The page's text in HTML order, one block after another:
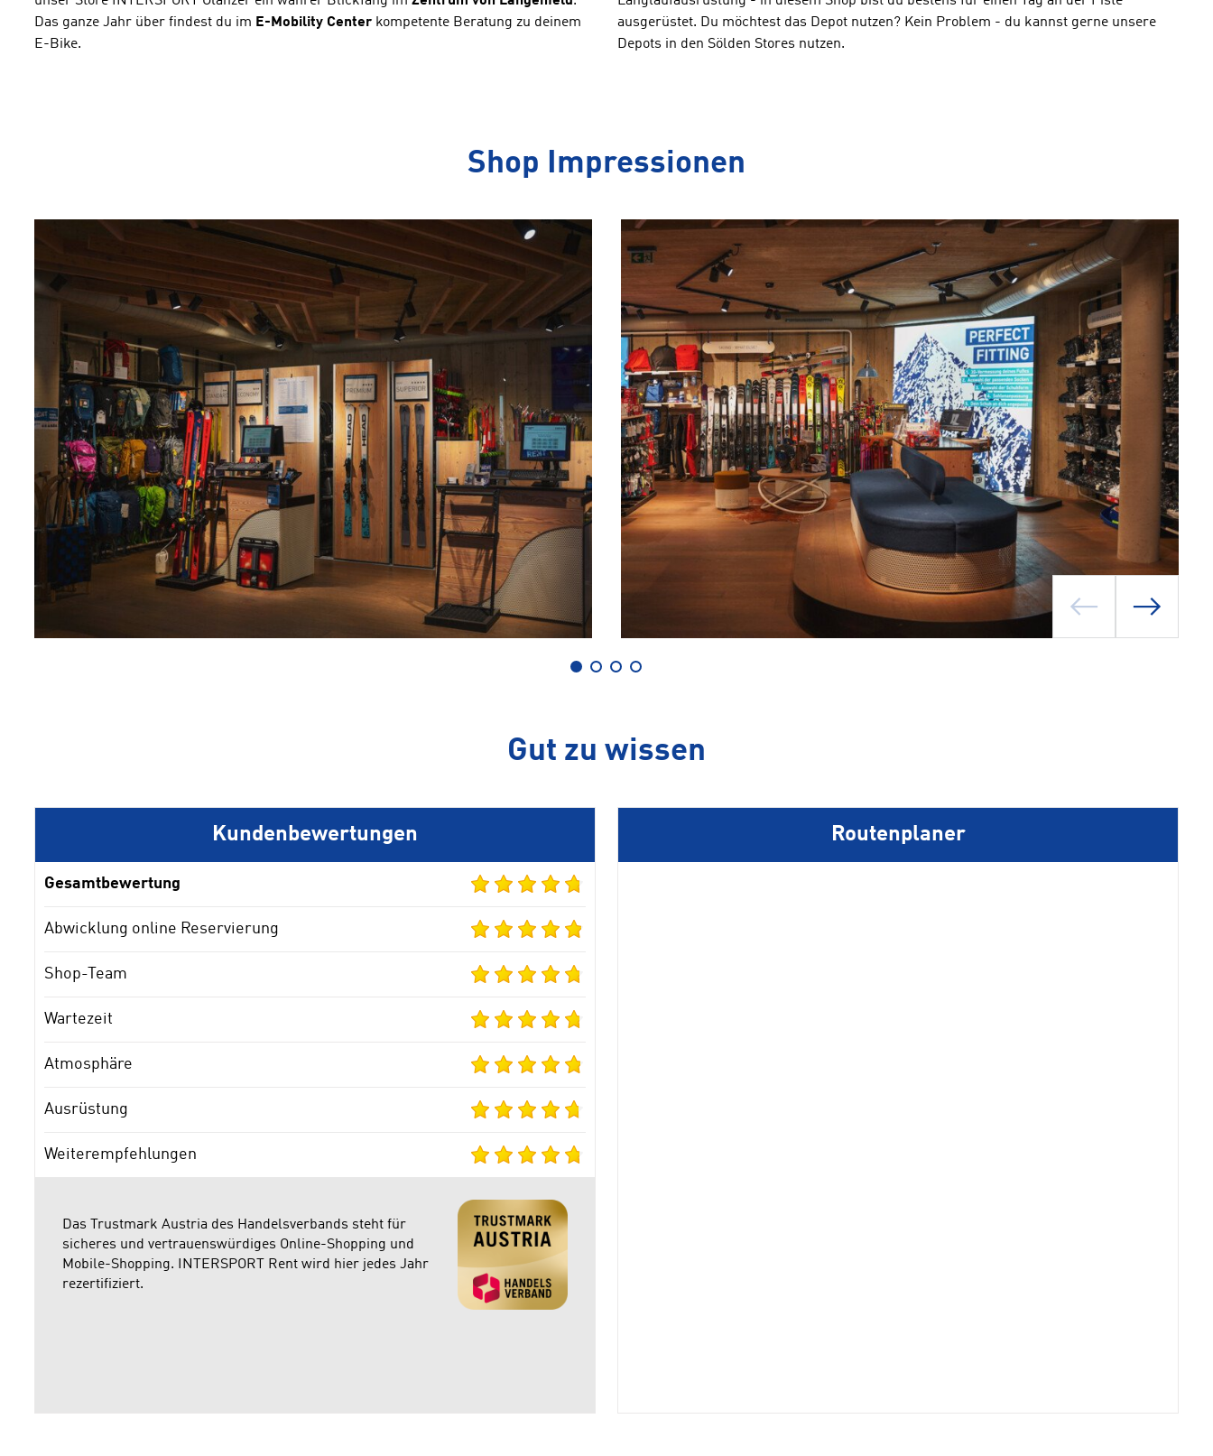
Das ganze Jahr über findest du im E-Mobility Center kompetente Beratung zu deinem
E-Bike.
ausgerüstet. Du möchtest das Depot nutzen? Kein Problem - du kannst gerne unsere
Depots in den Sölden Stores nutzen.
Shop Impressionen
Gut zu wissen
Kundenbewertungen
Gesamtbewertung
Abwicklung online Reservierung
Shop-Team
Wartezeit
Atmosphäre
Ausrüstung
Weiterempfehlungen
Das Trustmark Austria des Handelsverbands steht für
sicheres und vertrauenswürdiges Online-Shopping und
Mobile-Shopping. INTERSPORT Rent wird hier jedes Jahr
rezertifiziert.
Routenplaner